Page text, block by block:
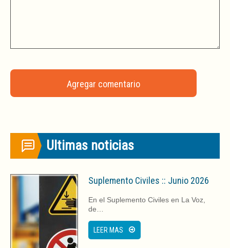
Ultimas noticias
Suplemento Civiles :: Junio 2026
En el Suplemento Civiles en La Voz,
de…
LEER MAS